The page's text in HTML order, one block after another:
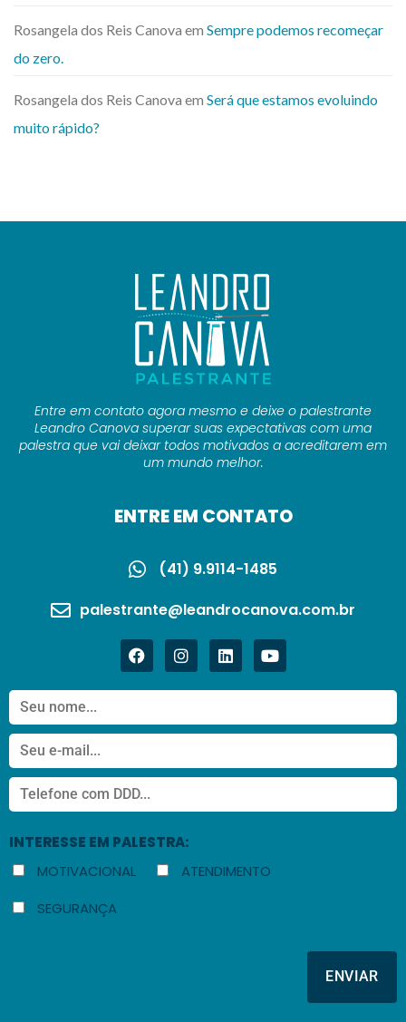
Rosangela dos Reis Canova em Sempre podemos recomeçar
do zero.
Rosangela dos Reis Canova em Será que estamos evoluindo
muito rápido?
Entre em contato agora mesmo e deixe o palestrante
Leandro Canova superar suas expectativas com uma
palestra que vai deixar todos motivados a acreditarem em
um mundo melhor.
ENTRE EM CONTATO
(41) 9.9114-1485
palestrante@leandrocanova.com.br
INTERESSE EM PALESTRA:
MOTIVACIONAL
ATENDIMENTO
SEGURANÇA